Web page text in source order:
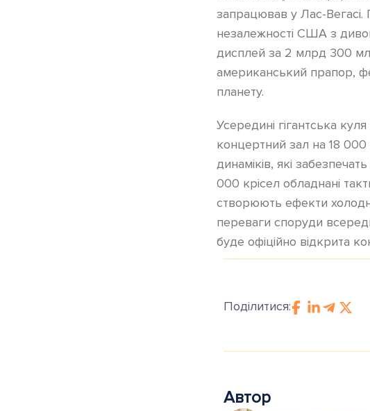
запрацював у Лас-
незалежності США з
дисплей за 2 млрд 300
американський прапор,
планету.
Усередині гігантська
концертний зал на 18 000
динаміків, які
000 крісел обладнані
створюють ефекти
переваги споруди
буде офіційно відкрита
Поділитися:
Автор